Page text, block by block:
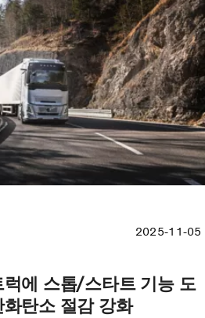
2025-11-05
에 스톱/스타트 기능 도
탄소 절감 강화